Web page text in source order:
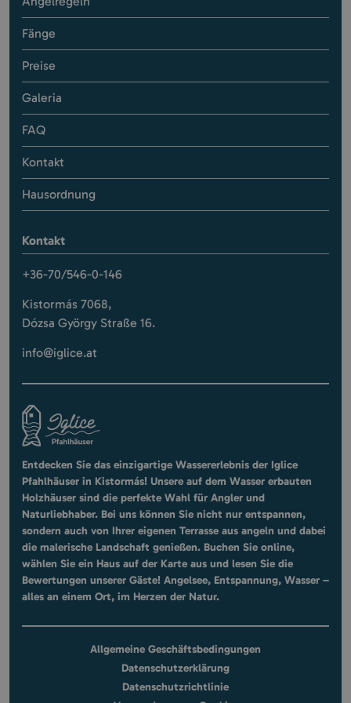
Fänge
Preise
Galeria
FAQ
Kontakt
Hausordnung
Kontakt
+36-70/546-0-146
Kistormás 7068,
Dózsa György Straße 16.
info@iglice.at
Entdecken Sie das einzigartige Wassererlebnis der Iglice
Pfahlhäuser in Kistormás! Unsere auf dem Wasser erbauten
Holzhäuser sind die perfekte Wahl für Angler und
Naturliebhaber. Bei uns können Sie nicht nur entspannen,
sondern auch von Ihrer eigenen Terrasse aus angeln und dabei
die malerische Landschaft genießen. Buchen Sie online,
wählen Sie ein Haus auf der Karte aus und lesen Sie die
Bewertungen unserer Gäste! Angelsee, Entspannung, Wasser –
alles an einem Ort, im Herzen der Natur.
Allgemeine Geschäftsbedingungen
Datenschutzerklärung
Datenschutzrichtlinie